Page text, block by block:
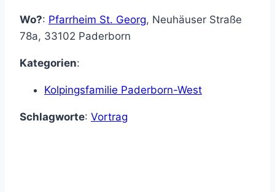
Wo?: Pfarrheim St. Georg, Neuhäuser Straße
78a, 33102 Paderborn
Kategorien:
Kolpingsfamilie Paderborn-West
Schlagworte: Vortrag